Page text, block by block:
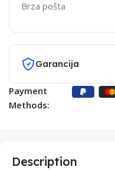
Brza pošta
Garancija
Payment
Methods:
Description